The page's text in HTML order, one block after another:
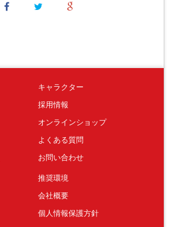
キャラクター
採用情報
オンラインショップ
よくある質問
お問い合わせ
推奨環境
会社概要
個人情報保護方針